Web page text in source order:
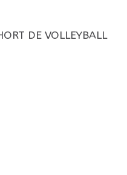
DE VOLLEYBALL